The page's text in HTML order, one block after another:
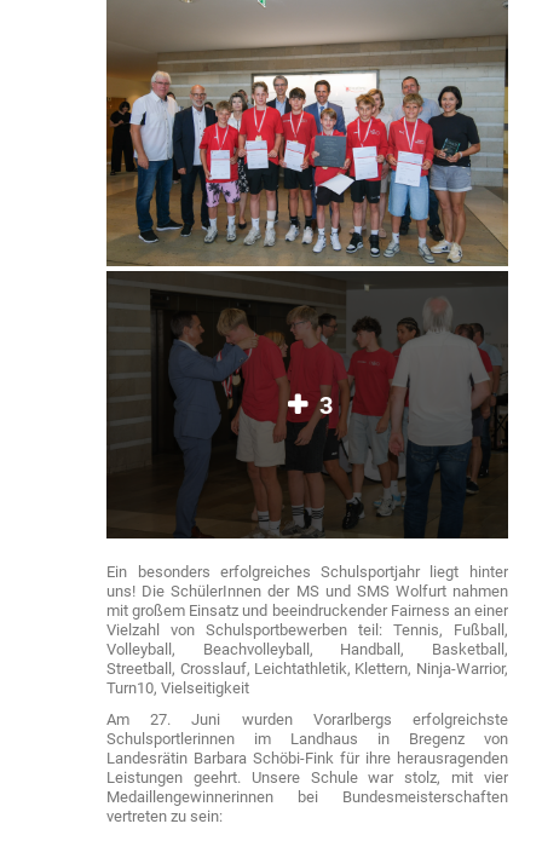
3
Ein besonders erfolgreiches Schulsportjahr liegt hinter
uns! Die SchülerInnen der MS und SMS Wolfurt nahmen
mit großem Einsatz und beeindruckender Fairness an einer
Vielzahl von Schulsportbewerben teil: Tennis, Fußball,
Volleyball, Beachvolleyball, Handball, Basketball,
Streetball, Crosslauf, Leichtathletik, Klettern, Ninja-Warrior,
Turn10, Vielseitigkeit
Am 27. Juni wurden Vorarlbergs erfolgreichste
Schulsportlerinnen im Landhaus in Bregenz von
Landesrätin Barbara Schöbi-Fink für ihre herausragenden
Leistungen geehrt. Unsere Schule war stolz, mit vier
Medaillengewinnerinnen bei Bundesmeisterschaften
vertreten zu sein: